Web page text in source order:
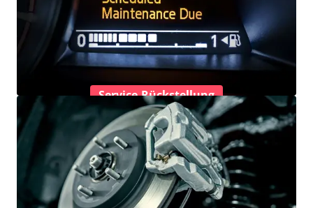
Service-Rückstellung